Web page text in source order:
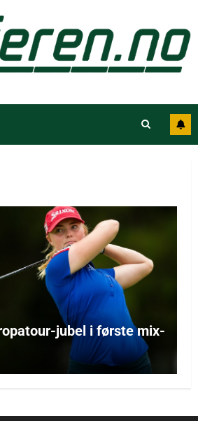
jubel i første mix-